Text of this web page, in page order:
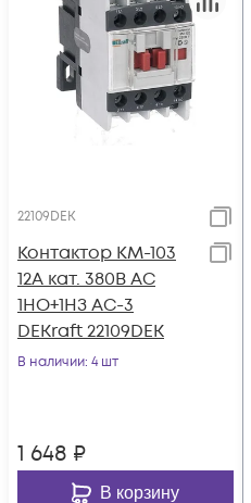
22109DEK
Контактор КМ-103
12А кат. 380В AC
1НО+1НЗ AC-3
DEKraft 22109DEK
В наличии: 4 шт
1 648 ₽
В корзину